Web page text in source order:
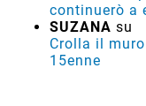
continuerò a
SUZANA su
Crolla il
15enne